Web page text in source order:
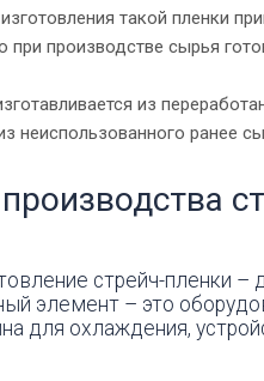
такой пленки
при производстве сырья
из
неиспользованного ранее
стрейч-пленки –
элемент – это
для охлаждения,